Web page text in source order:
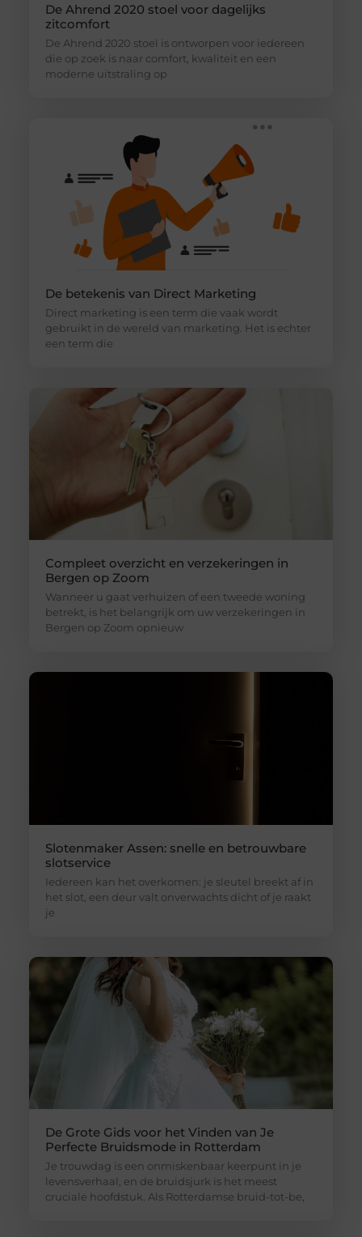
De Ahrend 2020 stoel voor dagelijks
zitcomfort
De Ahrend 2020 stoel is ontworpen voor iedereen
die op zoek is naar comfort, kwaliteit en een
moderne uitstraling op
De betekenis van Direct Marketing
Direct marketing is een term die vaak wordt
gebruikt in de wereld van marketing. Het is echter
een term die
Compleet overzicht en verzekeringen in
Bergen op Zoom
Wanneer u gaat verhuizen of een tweede woning
betrekt, is het belangrijk om uw verzekeringen in
Bergen op Zoom opnieuw
Slotenmaker Assen: snelle en betrouwbare
slotservice
Iedereen kan het overkomen: je sleutel breekt af in
het slot, een deur valt onverwachts dicht of je raakt
je
De Grote Gids voor het Vinden van Je
Perfecte Bruidsmode in Rotterdam
Je trouwdag is een onmiskenbaar keerpunt in je
levensverhaal, en de bruidsjurk is het meest
cruciale hoofdstuk. Als Rotterdamse bruid-tot-be,